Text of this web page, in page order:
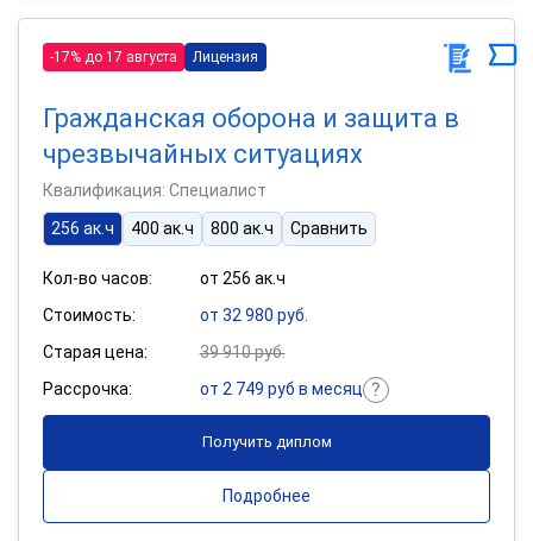
-17% до 17 августа Лицензия
Гражданская оборона и защита в
чрезвычайных ситуациях
Квалификация: Специалист
256 ак.ч
400 ак.ч 800 ак.ч Сравнить
Кол-во часов:
от 256 ак.ч
Стоимость:
от 32 980 руб.
Старая цена:
39 910 руб.
Рассрочка:
от 2 749 руб в месяц
Получить диплом
Подробнее